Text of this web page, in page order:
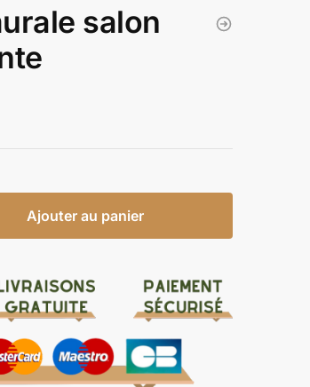
salon
Ajouter au panier